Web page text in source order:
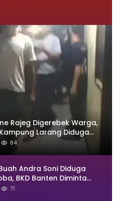
Rajeg Digerebek Warga,
Larang Diduga
84
Andra Soni Diduga
BKD Banten Diminta
71